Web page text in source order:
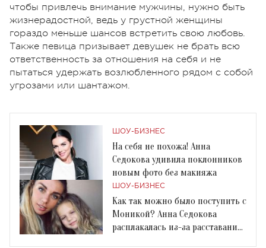
чтобы привлечь внимание мужчины, нужно быть
жизнерадостной, ведь у грустной женщины
гораздо меньше шансов встретить свою любовь.
Также певица призывает девушек не брать всю
ответственность за отношения на себя и не
пытаться удержать возлюбленного рядом с собой
угрозами или шантажом.
ШОУ-БИЗНЕС
На себя не похожа! Анна
Седокова удивила поклонников
новым фото без макияжа
ШОУ-БИЗНЕС
Как так можно было поступить с
Моникой? Анна Седокова
расплакалась из-за расставания